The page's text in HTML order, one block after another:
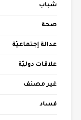
شباب
صحة
عدالة إجتماعيّة
علاقات دوليّة
غير مصنف
فساد